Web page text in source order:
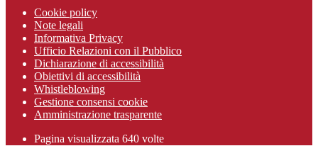
Cookie policy
Note legali
Informativa Privacy
Ufficio Relazioni con il Pubblico
Dichiarazione di accessibilità
Obiettivi di accessibilità
Whistleblowing
Gestione consensi cookie
Amministrazione trasparente
Pagina visualizzata 640 volte